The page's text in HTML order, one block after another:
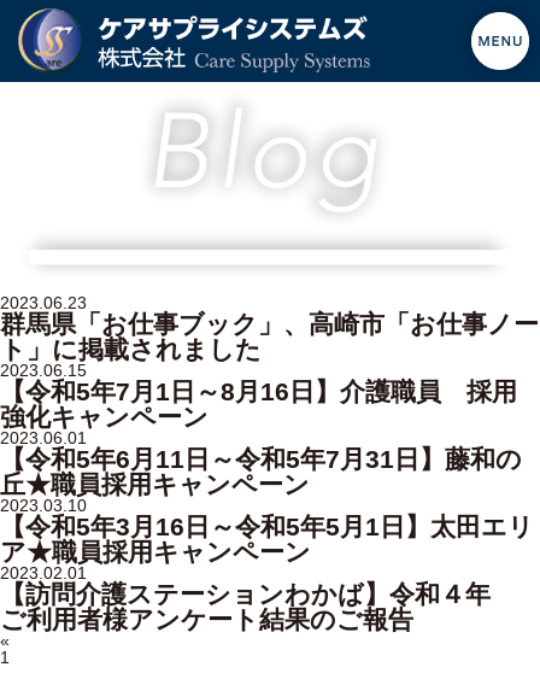
2023.06.23
群馬県「お仕事ブック」、高崎市「お仕事ノー
ト」に掲載されました
2023.06.15
【令和5年7月1日～8月16日】介護職員 採用
強化キャンペーン
2023.06.01
【令和5年6月11日～令和5年7月31日】藤和の
丘★職員採用キャンペーン
2023.03.10
【令和5年3月16日～令和5年5月1日】太田エリ
ア★職員採用キャンペーン
2023.02.01
【訪問介護ステーションわかば】令和４年
ご利用者様アンケート結果のご報告
«
1